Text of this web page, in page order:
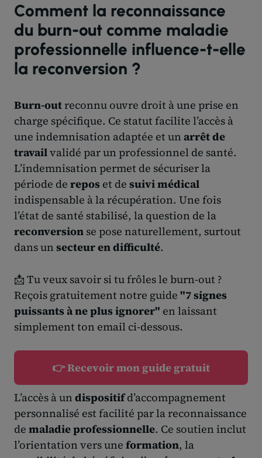
Comment la reconnaissance
du burn-out comme maladie
professionnelle influence-t-elle
la reconversion ?
Burn-outreconnu ouvre droit à une prise en
charge spécifique. Ce statut facilite l’accès à
une indemnisation adaptée et un arrêt de
travailvalidé par un professionnel de santé.
L’indemnisation permet de sécuriser la
période de repos et de suivi médical
indispensable à la récupération. Une fois
l’état de santé stabilisé, la question de la
reconversion se pose naturellement, surtout
dans un secteur en difficulté.
📩 Tu veux savoir si tu frôles le burn-out ?
Reçois gratuitement notre guide "7 signes
puissants à ne plus ignorer" en laissant
simplement ton email ci-dessous.
👉 Recevoir mon guide gratuit
L’accès à un dispositifd’accompagnement
personnalisé est facilité par la reconnaissance
de maladie professionnelle. Ce soutien inclut
l’orientation vers une formation, la